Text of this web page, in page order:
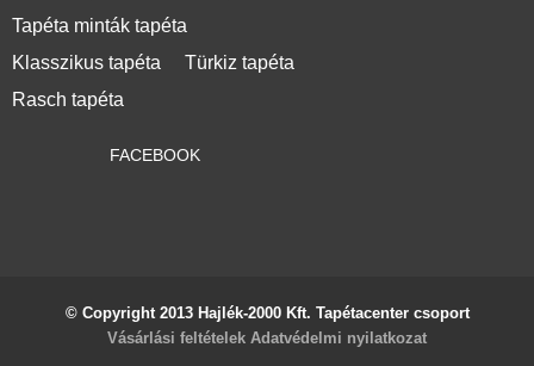
Tapéta minták tapéta
Klasszikus tapéta
Türkiz tapéta
Rasch tapéta
FACEBOOK
© Copyright 2013 Hajlék-2000 Kft. Tapétacenter csoport
Vásárlási feltételek Adatvédelmi nyilatkozat